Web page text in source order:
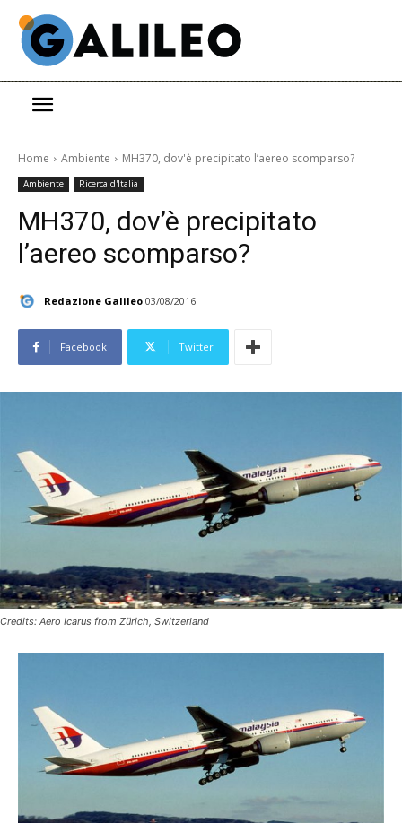
Home Ambiente MH370, dov'è precipitato l’aereo scomparso?
Ambiente Ricerca d'Italia
MH370, dov’è precipitato
l’aereo scomparso?
Redazione Galileo 03/08/2016
Facebook Twitter
Credits: Aero Icarus from Zürich, Switzerland